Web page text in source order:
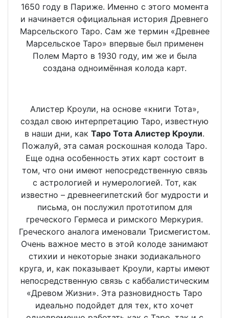
1650 году в Париже. Именно с этого момента
и начинается официальная история Древнего
Марсельского Таро. Сам же термин «Древнее
Марсельское Таро» впервые был применен
Полем Марто в 1930 году, им же и была
создана одноимённая колода карт.
Алистер Кроули, на основе «книги Тота»,
создал свою интерпретацию Таро, известную
в наши дни, как Таро Тота Алистер Кроули.
Пожалуй, эта самая роскошная колода Таро.
Еще одна особенность этих карт состоит в
том, что они имеют непосредственную связь
с астрологией и нумерологией. Тот, как
известно – древнеегипетский бог мудрости и
письма, он послужил прототипом для
греческого Гермеса и римского Меркурия.
Греческого аналога именовали Трисмегистом.
Очень важное место в этой колоде занимают
стихии и некоторые знаки зодиакального
круга, и, как показывает Кроули, карты имеют
непосредственную связь с каббалистическим
«Древом Жизни». Эта разновидность Таро
идеально подойдет для тех, кто хочет